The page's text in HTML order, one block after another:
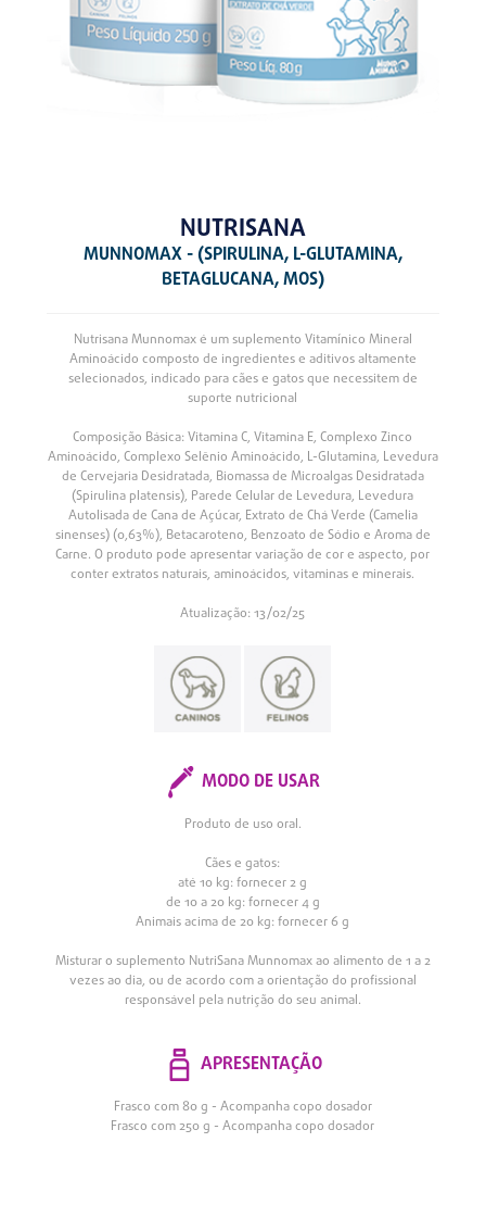
NUTRISANA
MUNNOMAX - (SPIRULINA, L-GLUTAMINA,
BETAGLUCANA, MOS)
Nutrisana Munnomax é um suplemento Vitamínico Mineral
Aminoácido composto de ingredientes e aditivos altamente
selecionados, indicado para cães e gatos que necessitem de
suporte nutricional
Composição Básica: Vitamina C, Vitamina E, Complexo Zinco
Aminoácido, Complexo Selênio Aminoácido, L-Glutamina, Levedura
de Cervejaria Desidratada, Biomassa de Microalgas Desidratada
(Spirulina platensis), Parede Celular de Levedura, Levedura
Autolisada de Cana de Açúcar, Extrato de Chá Verde (Camelia
sinenses) (0,63%), Betacaroteno, Benzoato de Sódio e Aroma de
Carne. O produto pode apresentar variação de cor e aspecto, por
conter extratos naturais, aminoácidos, vitaminas e minerais.
Atualização: 13/02/25
MODO DE USAR
Produto de uso oral.
Cães e gatos:
até 10 kg: fornecer 2 g
de 10 a 20 kg: fornecer 4 g
Animais acima de 20 kg: fornecer 6 g
Misturar o suplemento NutriSana Munnomax ao alimento de 1 a 2
vezes ao dia, ou de acordo com a orientação do profissional
responsável pela nutrição do seu animal.
APRESENTAÇÃO
Frasco com 80 g - Acompanha copo dosador
Frasco com 250 g - Acompanha copo dosador